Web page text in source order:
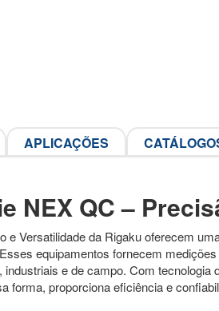
APLICAÇÕES
NEX QC –
e Versatilidade da Rigaku oferecem
equipamentos fornecem
e de campo. Com
proporciona eficiência e